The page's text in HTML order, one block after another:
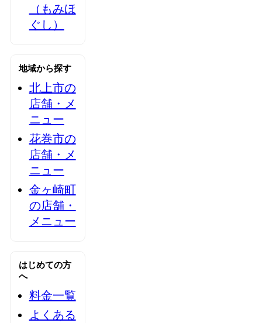
（もみほ
ぐし）
地域から探す
北上市の
店舗・メ
ニュー
花巻市の
店舗・メ
ニュー
金ヶ崎町
の店舗・
メニュー
はじめての方
へ
料金一覧
よくある